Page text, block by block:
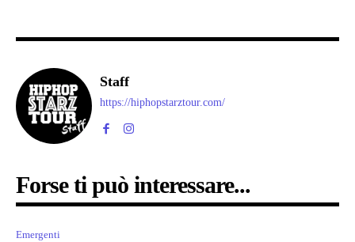
Staff
https://hiphopstarztour.com/
Forse ti può interessare...
Emergenti